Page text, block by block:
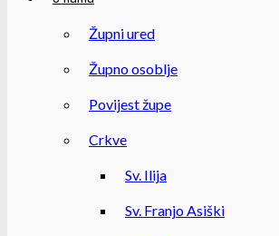
Župni ured
Župno osoblje
Povijest župe
Crkve
Sv. Ilija
Sv. Franjo Asiški